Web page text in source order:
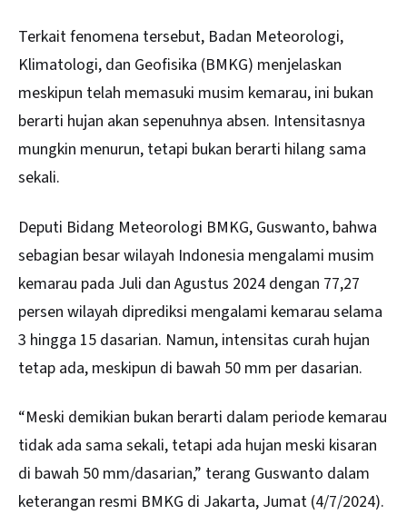
Terkait fenomena tersebut, Badan Meteorologi,
Klimatologi, dan Geofisika (BMKG) menjelaskan
meskipun telah memasuki musim kemarau, ini bukan
berarti hujan akan sepenuhnya absen. Intensitasnya
mungkin menurun, tetapi bukan berarti hilang sama
sekali.
Deputi Bidang Meteorologi BMKG, Guswanto, bahwa
sebagian besar wilayah Indonesia mengalami musim
kemarau pada Juli dan Agustus 2024 dengan 77,27
persen wilayah diprediksi mengalami kemarau selama
3 hingga 15 dasarian. Namun, intensitas curah hujan
tetap ada, meskipun di bawah 50 mm per dasarian.
“Meski demikian bukan berarti dalam periode kemarau
tidak ada sama sekali, tetapi ada hujan meski kisaran
di bawah 50 mm/dasarian,” terang Guswanto dalam
keterangan resmi BMKG di Jakarta, Jumat (4/7/2024).